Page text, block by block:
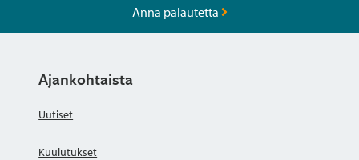
Anna palautetta
Ajankohtaista
Uutiset
Kuulutukset